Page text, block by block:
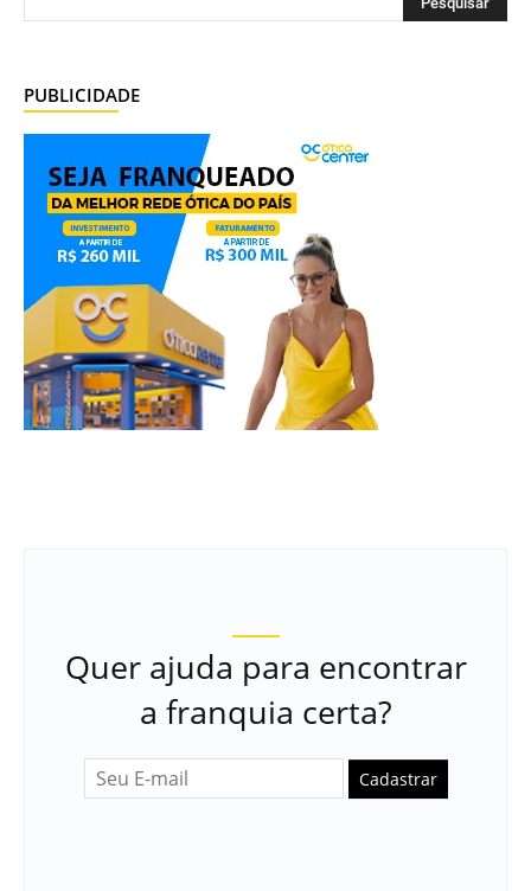
PUBLICIDADE
Quer ajuda para encontrar
a franquia certa?
Cadastrar